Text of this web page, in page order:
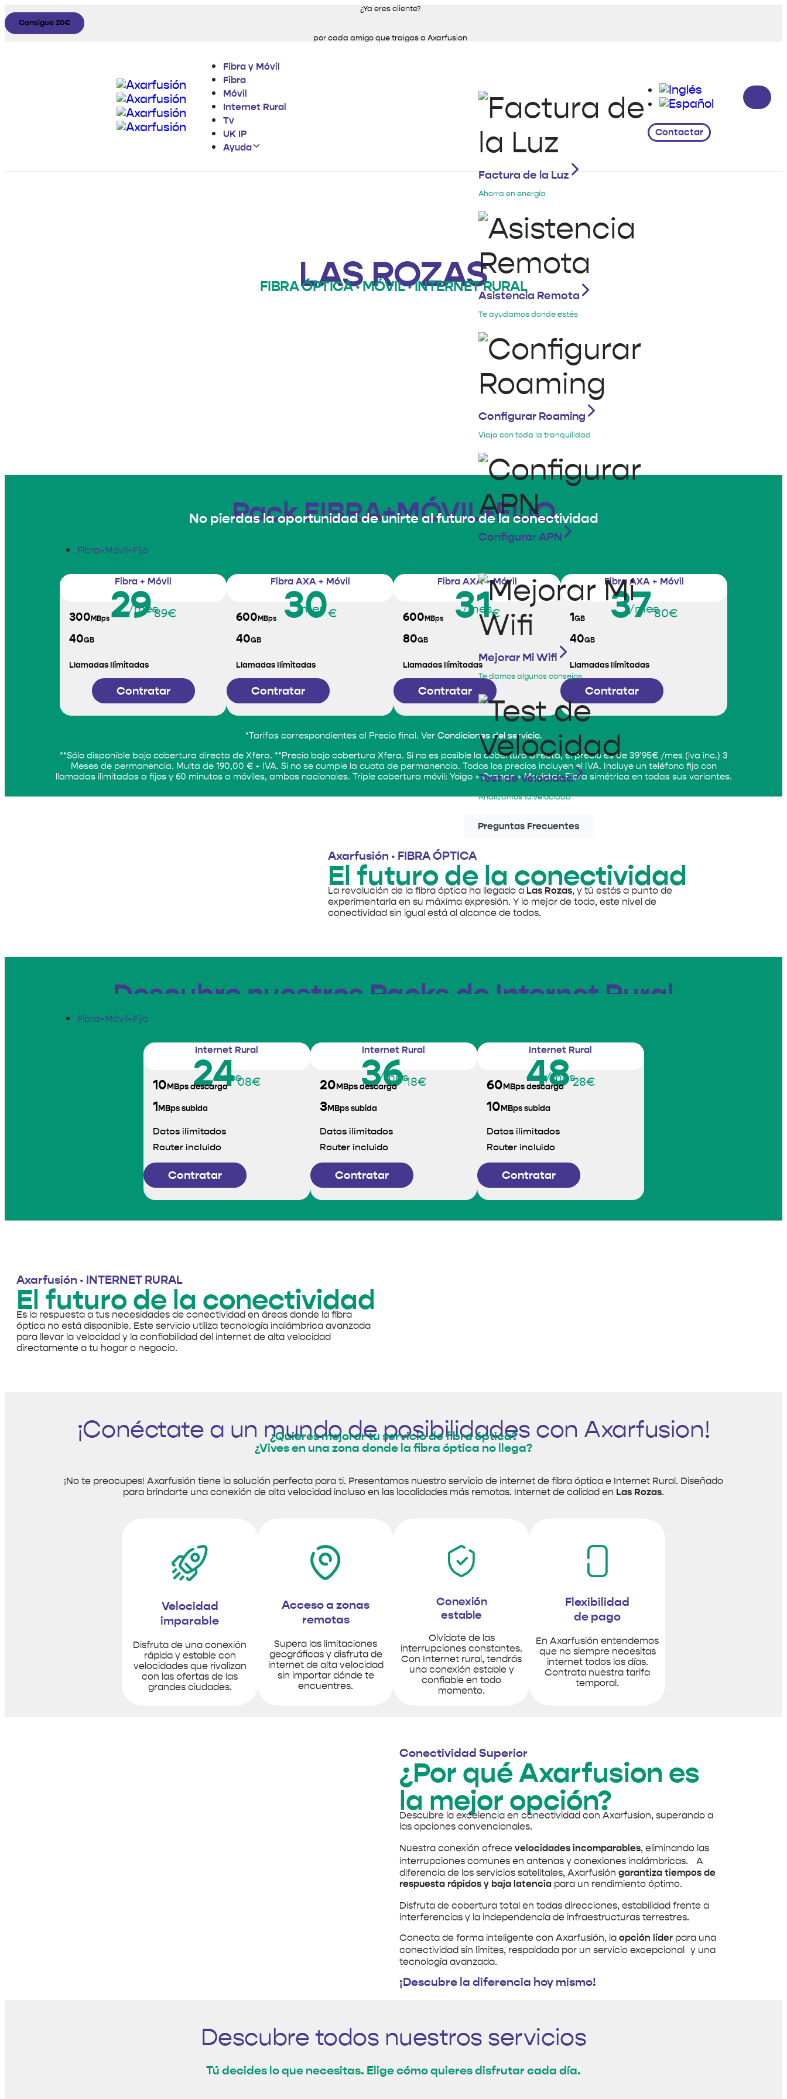
¿Ya eres cliente?
Consigue 20€
por cada amigo que traigas a Axarfusion
Fibra y Móvil
Fibra
Móvil
Internet Rural
Tv
UK IP
Ayuda
Factura de la Luz
Ahorra en energía
Asistencia Remota
Te ayudamos donde estés
Configurar Roaming
Viaja con toda la tranquilidad
Configurar APN
Mejorar Mi Wifi
Te damos algunos consejos
Test de Velocidad
Analizamos tu velocidad
Preguntas Frecuentes
Contactar
LAS ROZAS
FIBRA ÓPTICA · MÓVIL · INTERNET RURAL
Pack FIBRA+MÓVIL+FIJO
No pierdas la oportunidad de unirte al futuro de la conectividad
Fibra+Móvil+Fijo
Fibra + Móvil
29'89€
/mes
300 MBps
40GB
Llamadas Ilimitadas
Contratar
Fibra AXA + Móvil
30€
/mes
600 MBps
40GB
Llamadas Ilimitadas
Contratar
Fibra AXA + Móvil
31€
/mes
600 MBps
80GB
Llamadas Ilimitadas
Contratar
Fibra AXA + Móvil
37'80€
/mes
1GB
40GB
Llamadas Ilimitadas
Contratar
*Tarifas correspondientes al Precio final. Ver Condiciones del servicio.
**Sólo disponible bajo cobertura directa de Xfera. **Precio bajo cobertura Xfera. Si no es posible la cobertura directa, el precio es de 39’95€ /mes (iva inc.) 3
Meses de permanencia. Multa de 190,00 € + IVA. Si no se cumple la cuota de permanencia. Todos los precios incluyen el IVA. Incluye un teléfono fijo con
llamadas ilimitadas a fijos y 60 minutos a móviles, ambos nacionales. Triple cobertura móvil: Yoigo + Orange + Movistar. Fibra simétrica en todas sus variantes.
Axarfusión · FIBRA ÓPTICA
El futuro de la conectividad
La revolución de la fibra óptica ha llegado a Las Rozas, y tú estás a punto de
experimentarla en su máxima expresión. Y lo mejor de todo, este nivel de
conectividad sin igual está al alcance de todos.
Descubre nuestros Packs de Internet Rural
Fibra+Móvil+Fijo
Internet Rural
24'08€
/mes
10MBps descarga
1MBps subida
Datos ilimitados
Router incluido
Contratar
Internet Rural
36'18€
/mes
20MBps descarga
3MBps subida
Datos ilimitados
Router incluido
Contratar
Internet Rural
48'28€
/mes
60MBps descarga
10MBps subida
Datos ilimitados
Router incluido
Contratar
Axarfusión · INTERNET RURAL
El futuro de la conectividad
Es la respuesta a tus necesidades de conectividad en áreas donde la fibra
óptica no está disponible. Este servicio utiliza tecnología inalámbrica avanzada
para llevar la velocidad y la confiabilidad del internet de alta velocidad
directamente a tu hogar o negocio.
¡Conéctate a un mundo de posibilidades con Axarfusion!
¿Quieres mejorar tu servicio de fibra óptica?
¿Vives en una zona donde la fibra óptica no llega?
¡No te preocupes! Axarfusión tiene la solución perfecta para ti. Presentamos nuestro servicio de internet de fibra óptica e Internet Rural. Diseñado
para brindarte una conexión de alta velocidad incluso en las localidades más remotas. Internet de calidad en Las Rozas.
Velocidad
imparable
Disfruta de una conexión
rápida y estable con
velocidades que rivalizan
con las ofertas de las
grandes ciudades.
Acceso a zonas
remotas
Supera las limitaciones
geográficas y disfruta de
internet de alta velocidad
sin importar dónde te
encuentres.
Conexión
estable
Olvídate de las
interrupciones constantes.
Con Internet rural, tendrás
una conexión estable y
confiable en todo
momento.
Flexibilidad
de pago
En Axarfusión entendemos
que no siempre necesitas
internet todos los días.
Contrata nuestra tarifa
temporal.
Conectividad Superior
¿Por qué Axarfusion es
la mejor opción?
Descubre la excelencia en conectividad con Axarfusion, superando a
las opciones convencionales.
Nuestra conexión ofrece velocidades incomparables, eliminando las
interrupciones comunes en antenas y conexiones inalámbricas. A
diferencia de los servicios satelitales, Axarfusión garantiza tiempos de
respuesta rápidos y baja latencia para un rendimiento óptimo.
Disfruta de cobertura total en todas direcciones, estabilidad frente a
interferencias y la independencia de infraestructuras terrestres.
Conecta de forma inteligente con Axarfusión, la opción líder para una
conectividad sin límites, respaldada por un servicio excepcional y una
tecnología avanzada.
¡Descubre la diferencia hoy mismo!
Descubre todos nuestros servicios
Tú decides lo que necesitas. Elige cómo quieres disfrutar cada día.